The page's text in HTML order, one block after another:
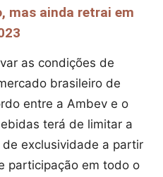
mas ainda retrai em
as condições de
brasileiro de
entre a Ambev e o
terá de limitar a
exclusividade a partir
participação em todo o